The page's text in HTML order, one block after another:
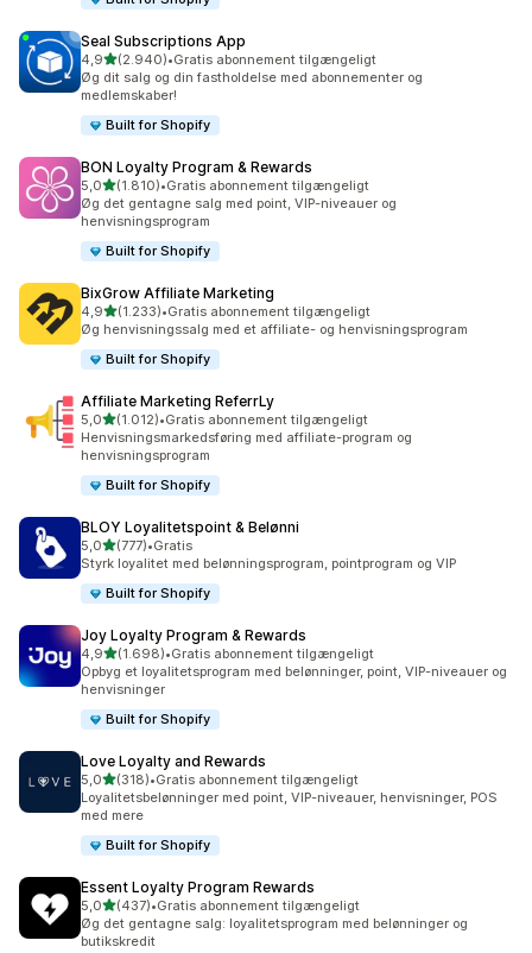
Seal Subscriptions App
4,9ud af 5 stjerner
(2.940)
2940 anmeldelser i alt
•Gratis abonnement tilgængeligt
Øg dit salg og din fastholdelse med abonnementer og
medlemskaber!
Built for Shopify
BON Loyalty Program & Rewards
5,0ud af 5 stjerner
(1.810)
1810 anmeldelser i alt
•Gratis abonnement tilgængeligt
Øg det gentagne salg med point, VIP-niveauer og
henvisningsprogram
Built for Shopify
BixGrow Affiliate Marketing
4,9ud af 5 stjerner
(1.233)
1233 anmeldelser i alt
•Gratis abonnement tilgængeligt
Øg henvisningssalg med et affiliate- og henvisningsprogram
Built for Shopify
Affiliate Marketing ReferrLy
5,0ud af 5 stjerner
(1.012)
1012 anmeldelser i alt
•Gratis abonnement tilgængeligt
Henvisningsmarkedsføring med affiliate-program og
henvisningsprogram
Built for Shopify
BLOY Loyalitetspoint & Belønni
5,0ud af 5 stjerner
(777)
777 anmeldelser i alt
•Gratis
Styrk loyalitet med belønningsprogram, pointprogram og VIP
Built for Shopify
Joy Loyalty Program & Rewards
4,9ud af 5 stjerner
(1.698)
1698 anmeldelser i alt
•Gratis abonnement tilgængeligt
Opbyg et loyalitetsprogram med belønninger, point, VIP-niveauer og
henvisninger
Built for Shopify
Love Loyalty and Rewards
5,0ud af 5 stjerner
(318)
318 anmeldelser i alt
•Gratis abonnement tilgængeligt
Loyalitetsbelønninger med point, VIP-niveauer, henvisninger, POS
med mere
Built for Shopify
Essent Loyalty Program Rewards
5,0ud af 5 stjerner
(437)
437 anmeldelser i alt
•Gratis abonnement tilgængeligt
Øg det gentagne salg: loyalitetsprogram med belønninger og
butikskredit